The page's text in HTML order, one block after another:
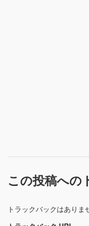
この投稿への
トラックバックはありま